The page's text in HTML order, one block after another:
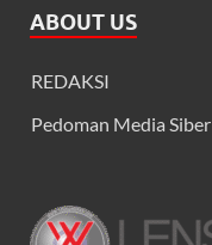
ABOUT US
REDAKSI
Pedoman Media Siber